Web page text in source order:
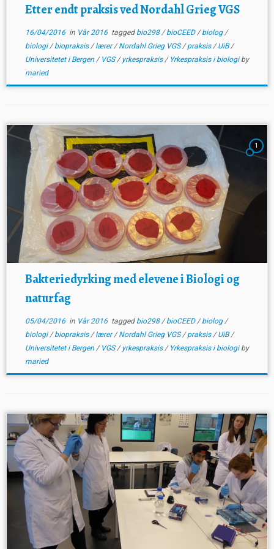
Etter endt praksis ved Nordahl Grieg VGS
16/04/2016in Vår 2016 tagged bio298/bioCEED/biolog/
biologi/biopraksis/lærer/Nordahl Grieg VGS/praksis/UiB/
Universitetet i Bergen / VGS/yrkespraksis/ Yrkespraksis i biologi by
maried
1
Bakteriedyrking med elevene i Biologi og
naturfag
05/04/2016in Vår 2016 tagged bio298/bioCEED/biolog/
biologi/biopraksis/lærer/Nordahl Grieg VGS/praksis/UiB/
Universitetet i Bergen / VGS/yrkespraksis/ Yrkespraksis i biologi by
maried